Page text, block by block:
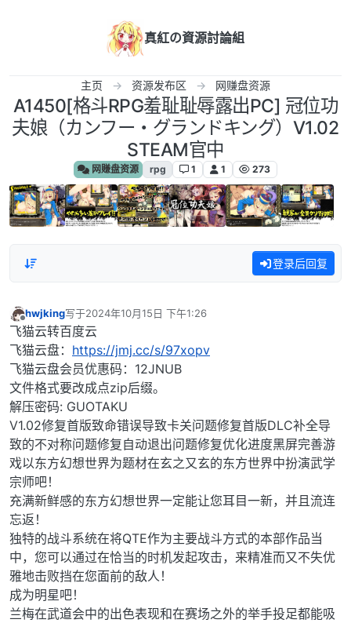
真紅の資源討論組
主页 资源发布区 网赚盘资源
A1450[格斗RPG羞耻耻辱露出PC] 冠位功
夫娘（カンフー・グランドキング）V1.02
STEAM官中
网赚盘资源 rpg 1 1 273
登录后回复
离线
hwjking写于2024年10月15日 下午1:26
最后由 编辑
飞猫云转百度云
飞猫云盘： https://jmj.cc/s/97xopv
飞猫云盘会员优惠码：12JNUB
文件格式要改成点zip后缀。
解压密码: GUOTAKU
V1.02修复首版致命错误导致卡关问题修复首版DLC补全导
致的不对称问题修复自动退出问题修复优化进度黑屏完善游
戏以东方幻想世界为题材在玄之又玄的东方世界中扮演武学
宗师吧！
充满新鲜感的东方幻想世界一定能让您耳目一新，并且流连
忘返！
独特的战斗系统在将QTE作为主要战斗方式的本部作品当
中，您可以通过在恰当的时机发起攻击，来精准而又不失优
雅地击败挡在您面前的敌人！
成为明星吧！
兰梅在武道会中的出色表现和在赛场之外的举手投足都能吸